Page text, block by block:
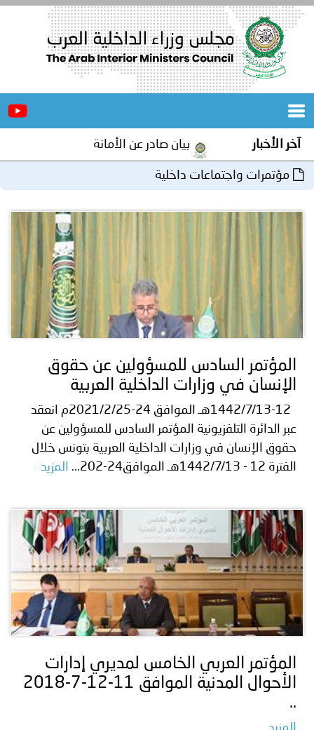
الرئيسية
المجلس
مؤتمرات
جهود
الخدمات
الإلكترونية
وفيديو
مجلة
الأمانة
من
بنا
آخر الأخبار بيان صادر عن الأمانة العامة لمجلس وزراء
مؤتمرات واجتماعات داخلية
المؤتمر السادس للمسؤولين عن حقوق
الإنسان في وزارات الداخلية العربية
1442/7/13-12هـ الموافق 24-2021/2/25م انعقد
عبر الدائرة التلفزيونية المؤتمر السادس للمسؤولين عن
حقوق الإنسان في وزارات الداخلية العربية بتونس خلال
الفترة 12 - 1442/7/13هـ الموافق24-202...
المزيد
المؤتمر العربي الخامس لمديري إدارات
الأحوال المدنية الموافق 11-12-7-2018
..